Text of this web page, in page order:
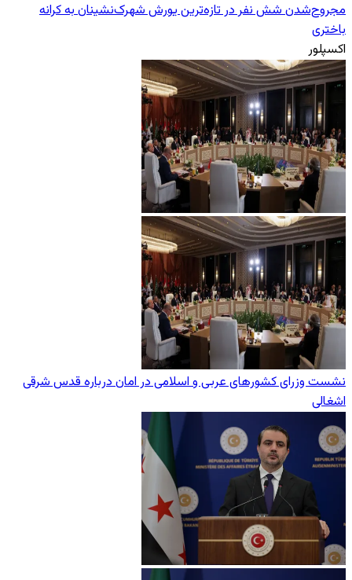
مجروح‌شدن شش نفر در تازه‌‌ترین یورش‌ شهرک‌نشینان به کرانه
باختری
اکسپلور
نشست وزرای کشورهای عربی و اسلامی در امان درباره قدس شرقی
اشغالی